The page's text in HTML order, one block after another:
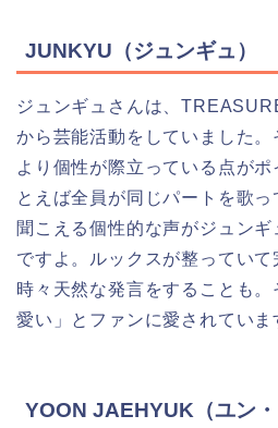
JUNKYU（ジュンギュ）
ジュンギュさんは、
から芸能活動をしていました
より個性が際立っている点が
とえば全員が同じパートを歌
聞こえる個性的な声がジュン
ですよ。ルックスが整っていて
時々天然な発言をすることも
愛い」とファンに愛されていま
YOON JAEHYUK（ユン・